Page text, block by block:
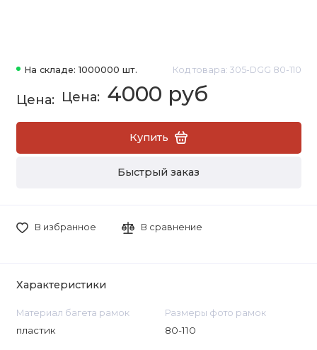
На складе: 1000000 шт. Код товара: 305-DGG 80-110
4000 руб
Купить
Быстрый заказ
В избранное В сравнение
Характеристики
Материал багета рамок
пластик
Размеры фото рамок
80-110